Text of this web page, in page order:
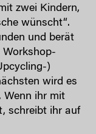
zwei Kindern,
wünscht“.
und berät
Workshop-
)
wird es
Wenn ihr mit
schreibt ihr auf